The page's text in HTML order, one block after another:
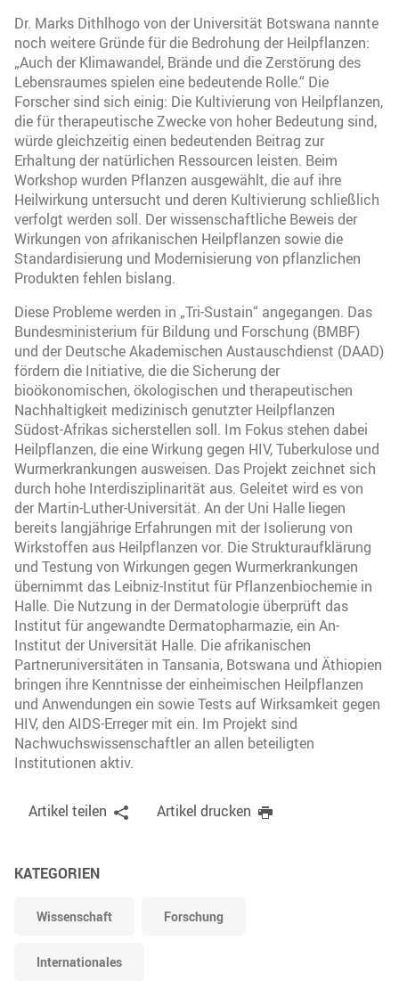
Dr. Marks Dithlhogo von der Universität Botswana nannte
noch weitere Gründe für die Bedrohung der Heilpflanzen:
„Auch der Klimawandel, Brände und die Zerstörung des
Lebensraumes spielen eine bedeutende Rolle.“ Die
Forscher sind sich einig: Die Kultivierung von Heilpflanzen,
die für therapeutische Zwecke von hoher Bedeutung sind,
würde gleichzeitig einen bedeutenden Beitrag zur
Erhaltung der natürlichen Ressourcen leisten. Beim
Workshop wurden Pflanzen ausgewählt, die auf ihre
Heilwirkung untersucht und deren Kultivierung schließlich
verfolgt werden soll. Der wissenschaftliche Beweis der
Wirkungen von afrikanischen Heilpflanzen sowie die
Standardisierung und Modernisierung von pflanzlichen
Produkten fehlen bislang.
Diese Probleme werden in „Tri-Sustain“ angegangen. Das
Bundesministerium für Bildung und Forschung (BMBF)
und der Deutsche Akademischen Austauschdienst (DAAD)
fördern die Initiative, die die Sicherung der
bioökonomischen, ökologischen und therapeutischen
Nachhaltigkeit medizinisch genutzter Heilpflanzen
Südost-Afrikas sicherstellen soll. Im Fokus stehen dabei
Heilpflanzen, die eine Wirkung gegen HIV, Tuberkulose und
Wurmerkrankungen ausweisen. Das Projekt zeichnet sich
durch hohe Interdisziplinarität aus. Geleitet wird es von
der Martin-Luther-Universität. An der Uni Halle liegen
bereits langjährige Erfahrungen mit der Isolierung von
Wirkstoffen aus Heilpflanzen vor. Die Strukturaufklärung
und Testung von Wirkungen gegen Wurmerkrankungen
übernimmt das Leibniz-Institut für Pflanzenbiochemie in
Halle. Die Nutzung in der Dermatologie überprüft das
Institut für angewandte Dermatopharmazie, ein An-
Institut der Universität Halle. Die afrikanischen
Partneruniversitäten in Tansania, Botswana und Äthiopien
bringen ihre Kenntnisse der einheimischen Heilpflanzen
und Anwendungen ein sowie Tests auf Wirksamkeit gegen
HIV, den AIDS-Erreger mit ein. Im Projekt sind
Nachwuchswissenschaftler an allen beteiligten
Institutionen aktiv.
Artikel teilen Artikel drucken
KATEGORIEN
Wissenschaft Forschung
Internationales